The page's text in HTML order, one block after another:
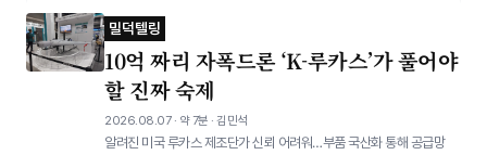
밀덕텔링
10억 짜리 자폭드론 ‘K-루카스’가 풀어야
할 진짜 숙제
2026.08.07 · 약 7분 · 김민석
알려진 미국 루카스 제조단가 신뢰 어려워…부품 국산화 통해 공급망